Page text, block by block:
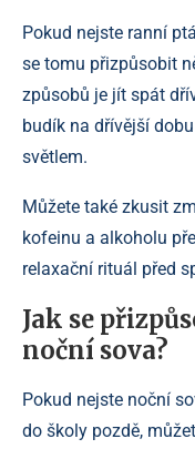
Pokud nejste ranní
se tomu přizpůsobit
způsobů je jít spát
budík na dřívější
světlem.
Můžete také zkusit
kofeinu a alkoholu
relaxační rituál před
Jak se
noční sova?
Pokud nejste noční
do školy pozdě,